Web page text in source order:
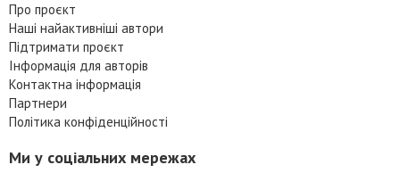
Про проєкт
Наші найактивніші автори
Підтримати проєкт
Інформація для авторів
Контактна інформація
Партнери
Політика конфіденційності
Ми у соціальних мережах